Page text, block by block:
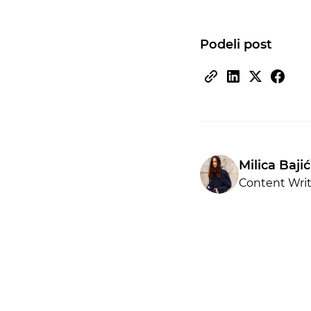
Podeli post
Milica Bajić
Content